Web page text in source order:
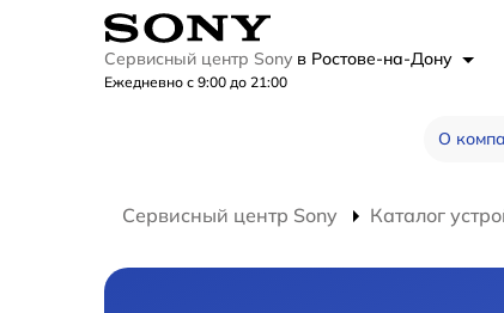
Сервисный центр Sony в Ростове-на-Дону
Ежедневно с 9:00 до 21:00
О
Сервисный центр Sony Каталог